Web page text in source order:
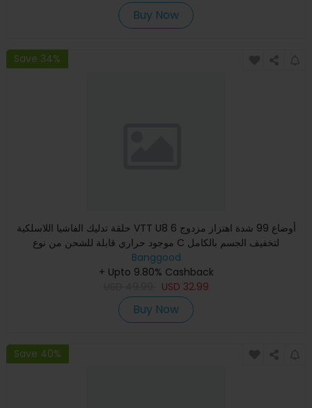
Buy Now
Save 34%
حلقة تدليك الفاشيا اللاسلكية VTT U8 6 أوضاع 99 شدة اهتزاز مزدوج
موجود حراري قابلة للشحن من نوع C لتخفيف الجسم بالكامل
Banggood
+ Upto 9.80% Cashback
USD 32.99
Buy Now
Save 40%